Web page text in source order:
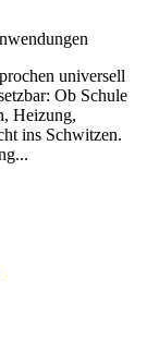
universell
Ob Schule
Heizung,
ins Schwitzen.